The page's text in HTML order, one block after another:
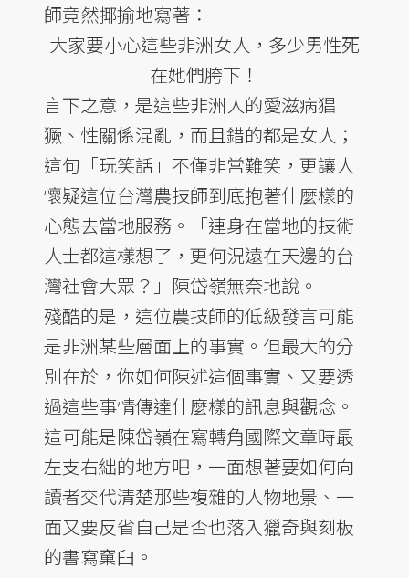
師竟然揶揄地寫著：
大家要小心這些非洲女人，多少男性死
在她們胯下！
言下之意，是這些非洲人的愛滋病猖
獗、性關係混亂，而且錯的都是女人；
這句「玩笑話」不僅非常難笑，更讓人
懷疑這位台灣農技師到底抱著什麼樣的
心態去當地服務。「連身在當地的技術
人士都這樣想了，更何況遠在天邊的台
灣社會大眾？」陳岱嶺無奈地說。
殘酷的是，這位農技師的低級發言可能
是非洲某些層面上的事實。但最大的分
別在於，你如何陳述這個事實、又要透
過這些事情傳達什麼樣的訊息與觀念。
這可能是陳岱嶺在寫轉角國際文章時最
左支右絀的地方吧，一面想著要如何向
讀者交代清楚那些複雜的人物地景、一
面又要反省自己是否也落入獵奇與刻板
的書寫窠臼。